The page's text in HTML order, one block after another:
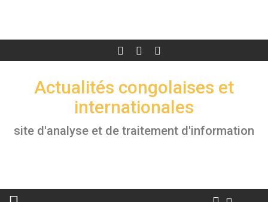
Actualités congolaises et
internationales
site d'analyse et de traitement d'information